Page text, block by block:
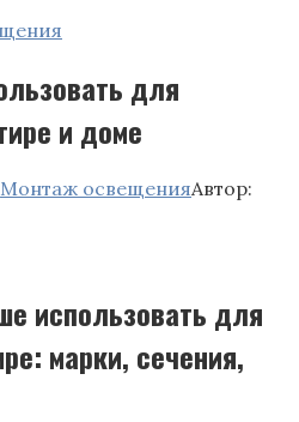
для
и доме
Монтаж освещенияАвтор:
использовать для
марки, сечения,